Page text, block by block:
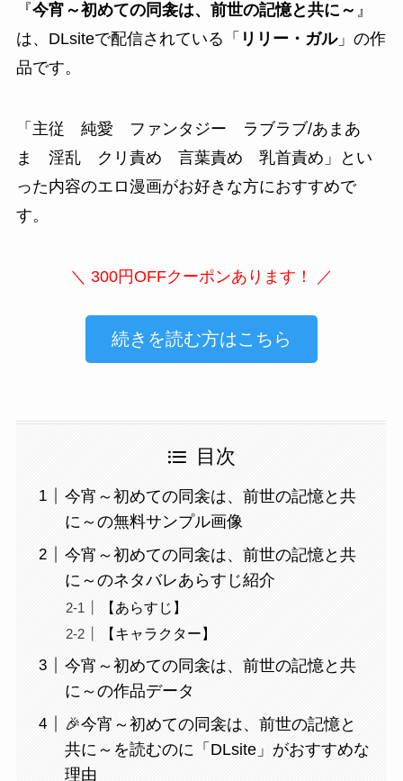
『今宵～初めての同衾は、前世の記憶と共に～ 』
は、DLsiteで配信されている「 リリー・ガル」の作
品です。
「 主従 純愛 ファンタジー ラブラブ/あまあ
ま 淫乱 クリ責め 言葉責め 乳首責め 」とい
った内容のエロ漫画がお好きな方におすすめで
す。
＼ 300円OFFクーポンあります！ ／
続きを読む方はこちら
目次
今宵～初めての同衾は、前世の記憶と共
に～の無料サンプル画像
今宵～初めての同衾は、前世の記憶と共
に～のネタバレあらすじ紹介
【あらすじ】
【キャラクター】
今宵～初めての同衾は、前世の記憶と共
に～の作品データ
🎉今宵～初めての同衾は、前世の記憶と
共に～を読むのに「DLsite」がおすすめな
理由